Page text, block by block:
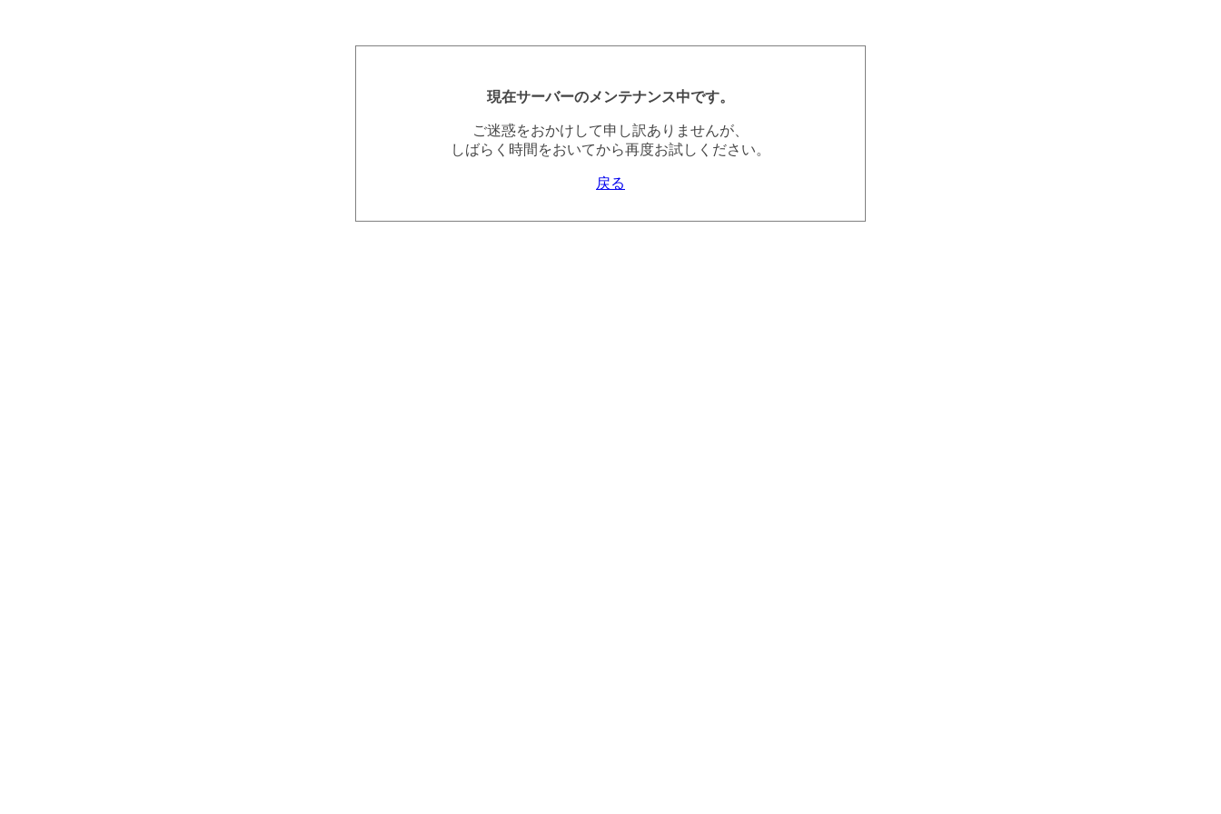
現在サーバーのメンテナンス中です。
ご迷惑をおかけして申し訳ありませんが、
しばらく時間をおいてから再度お試しください。
戻る